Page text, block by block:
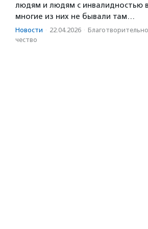
людям и людям с инвалидностью
многие из них не бывали там…
Новости · 22.04.2026 ·
чест­во